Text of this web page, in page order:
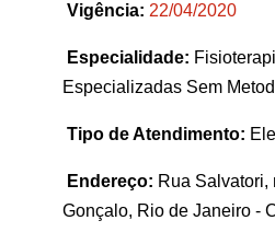
Vigência: 22/04/2020
Especialidade:
Especializadas Sem
Tipo de Atendimento:
Endereço: Rua Salvatori,
Gonçalo, Rio de Janeiro -